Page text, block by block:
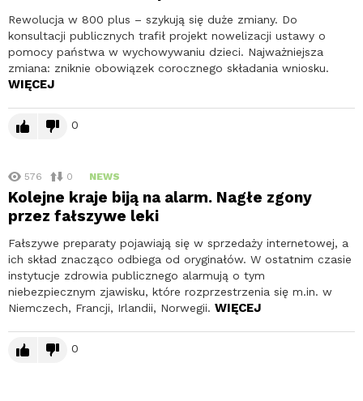
Rewolucja w 800 plus – szykują się duże zmiany. Do
konsultacji publicznych trafił projekt nowelizacji ustawy o
pomocy państwa w wychowywaniu dzieci. Najważniejsza
zmiana: zniknie obowiązek corocznego składania wniosku.
WIĘCEJ
0
576 0 NEWS
Kolejne kraje biją na alarm. Nagłe zgony
przez fałszywe leki
Fałszywe preparaty pojawiają się w sprzedaży internetowej, a
ich skład znacząco odbiega od oryginałów. W ostatnim czasie
instytucje zdrowia publicznego alarmują o tym
niebezpiecznym zjawisku, które rozprzestrzenia się m.in. w
Niemczech, Francji, Irlandii, Norwegii. WIĘCEJ
0